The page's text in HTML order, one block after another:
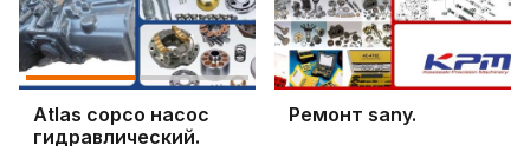
Atlas copco насос
гидравлический.
Ремонт sany.